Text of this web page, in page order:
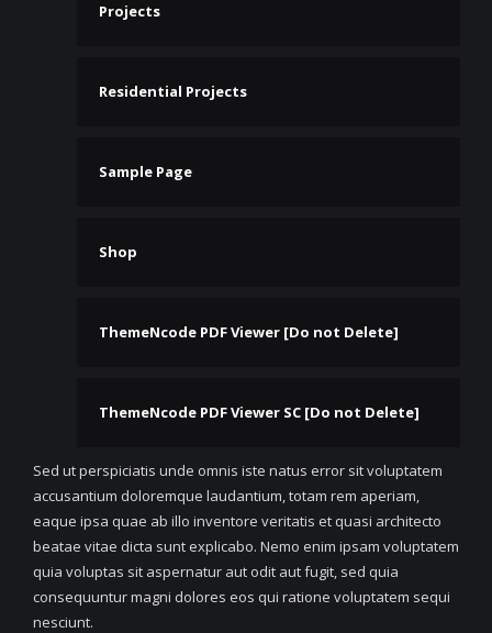
Projects
Residential Projects
Sample Page
Shop
ThemeNcode PDF Viewer [Do not Delete]
ThemeNcode PDF Viewer SC [Do not Delete]
Sed ut perspiciatis unde omnis iste natus error sit voluptatem
accusantium doloremque laudantium, totam rem aperiam,
eaque ipsa quae ab illo inventore veritatis et quasi architecto
beatae vitae dicta sunt explicabo. Nemo enim ipsam voluptatem
quia voluptas sit aspernatur aut odit aut fugit, sed quia
consequuntur magni dolores eos qui ratione voluptatem sequi
nesciunt.